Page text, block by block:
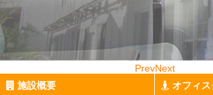
PrevNext
施設概要
オフィ